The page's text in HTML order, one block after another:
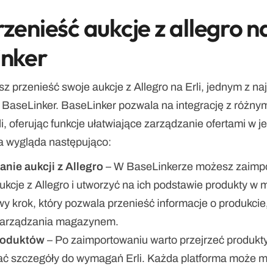
aukcje z allegro
przenieść swoje aukcje z Allegro na Erli, jednym z
BaseLinker pozwala na integrację z
oferując funkcje ułatwiające zarządzanie ofertami w
wygląda następująco:
aukcji z Allegro – W BaseLinkerze możesz
z Allegro i utworzyć na ich podstawie produkty w
krok, który pozwala przenieść informacje o
magazynem.
– Po zaimportowaniu warto przejrzeć
szczegóły do wymagań Erli. Każda platforma może